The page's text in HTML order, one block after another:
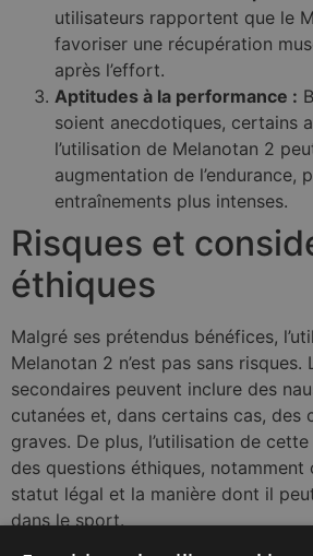
utilisateurs rapportent que le
favoriser une récupération
après l’effort.
Aptitudes à la performance :
soient anecdotiques, certains
l’utilisation de Melanotan 2
augmentation de l’endurance,
entraînements plus intenses.
Risques et
éthiques
Malgré ses prétendus bénéfices,
Melanotan 2 n’est pas sans risques.
secondaires peuvent inclure des
cutanées et, dans certains cas, des
graves. De plus, l’utilisation de
des questions éthiques, notamment
statut légal et la manière dont il
dans le sport.